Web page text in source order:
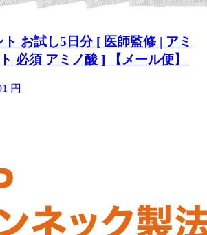
お試し5日分 [ 医師監修 | アミ
必須 アミノ酸 ] 【メール便】
円